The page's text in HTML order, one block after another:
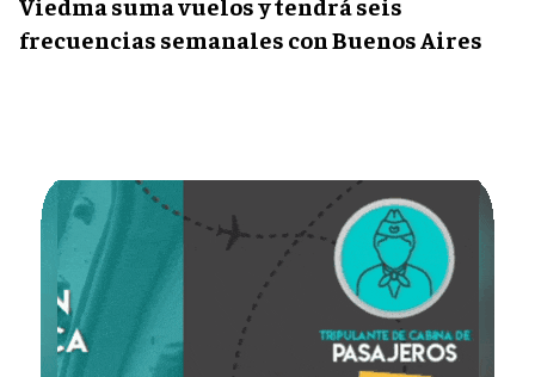
frecuencias semanales con Buenos Aires